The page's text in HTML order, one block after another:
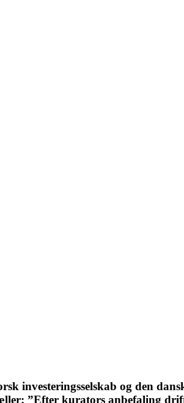
investeringsselskab og den
”Efter kurators anbefaling